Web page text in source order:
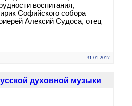
воспитания,
Софийского собора
Алексий Судоса, отец
31.01.2017
духовной музыки